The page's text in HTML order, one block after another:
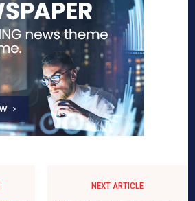
NEXT ARTICLE